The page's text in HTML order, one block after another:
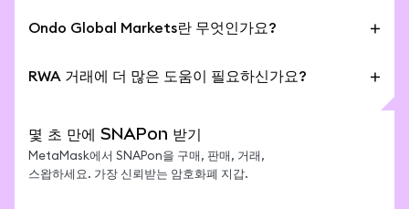
로 전송할 수 있습니다.
토큰화된 실물 자산을 거래할 수 있으며, Swaps로 이동
- DeFi 조합성: 역사적으로 유동성이 낮았던 기존 실물
자산과 달리, 토큰화된 실물 자산은 DeFi 전반에서 대
출, 담보 제공, 이자 농사에 사용될 수 있습니다.
자산입니다.
은 실물 가치 자산을 블록체인상의 디지털 토큰(예:
Ondo Global Markets란 무엇인가요?
총 예치 가치(TVL) 5억 달러 이상을 보유한 세계 최대의
높은 수치를 기록하고 있습니다. SNAPon과 같은
Ondo RWA는 이들이 대표하는 실물 자산과 1:1로 담보
됩니다.
RWA 거래에 더 많은 도움이 필요하신가요?
화된 주식 및 ETF에 접근하는 방법에 대한 추가 정보는
MetaMask 지원 RWA 가이드를 참조하세요.
몇 초 만에 SNAPon 받기
MetaMask에서 SNAPon을 구매, 판매, 거래,
스왑하세요. 가장 신뢰받는 암호화폐 지갑.